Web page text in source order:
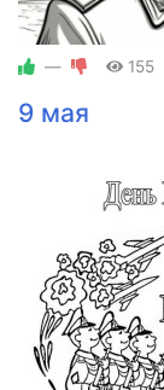
— 155
9 мая